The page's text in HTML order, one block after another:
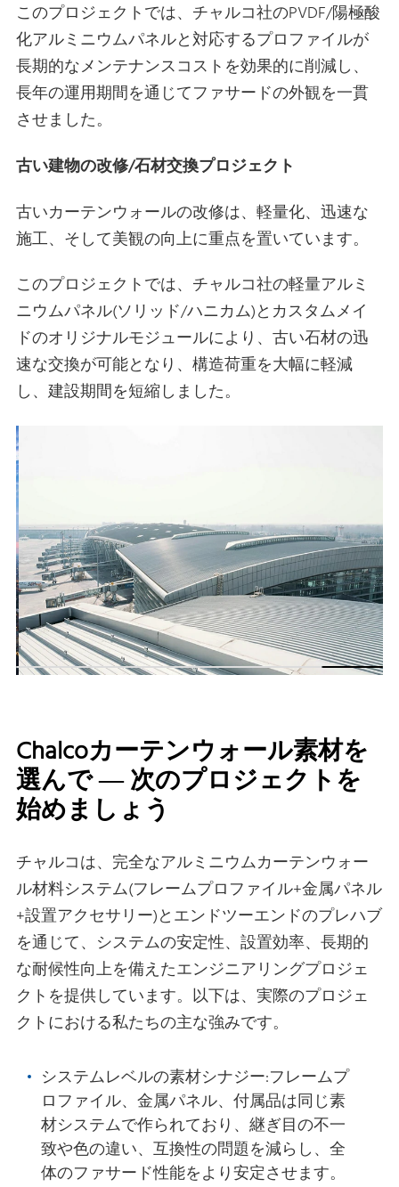
このプロジェクトでは、チャルコ社のPVDF/陽極酸
化アルミニウムパネルと対応するプロファイルが
長期的なメンテナンスコストを効果的に削減し、
長年の運用期間を通じてファサードの外観を一貫
させました。
古い建物の改修/石材交換プロジェクト
古いカーテンウォールの改修は、軽量化、迅速な
施工、そして美観の向上に重点を置いています。
このプロジェクトでは、チャルコ社の軽量アルミ
ニウムパネル(ソリッド/ハニカム)とカスタムメイ
ドのオリジナルモジュールにより、古い石材の迅
速な交換が可能となり、構造荷重を大幅に軽減
し、建設期間を短縮しました。
Chalcoカーテンウォール素材を
選んで ― 次のプロジェクトを
始めましょう
チャルコは、完全なアルミニウムカーテンウォー
ル材料システム(フレームプロファイル+金属パネル
+設置アクセサリー)とエンドツーエンドのプレハブ
を通じて、システムの安定性、設置効率、長期的
な耐候性向上を備えたエンジニアリングプロジェ
クトを提供しています。以下は、実際のプロジェ
クトにおける私たちの主な強みです。
システムレベルの素材シナジー:フレームプ
ロファイル、金属パネル、付属品は同じ素
材システムで作られており、継ぎ目の不一
致や色の違い、互換性の問題を減らし、全
体のファサード性能をより安定させます。